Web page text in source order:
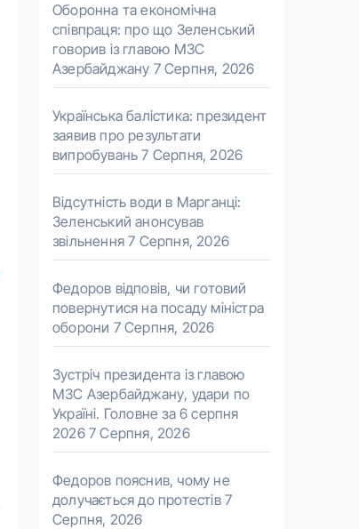
Оборонна та економічна
співпраця: про що Зеленський
говорив із главою МЗС
Азербайджану 7 Серпня, 2026
Українська балістика: президент
заявив про результати
випробувань 7 Серпня, 2026
Відсутність води в Марганці:
Зеленський анонсував
звільнення 7 Серпня, 2026
Федоров відповів, чи готовий
повернутися на посаду міністра
оборони 7 Серпня, 2026
Зустріч президента із главою
МЗС Азербайджану, удари по
Україні. Головне за 6 серпня
2026 7 Серпня, 2026
Федоров пояснив, чому не
долучається до протестів 7
Серпня, 2026